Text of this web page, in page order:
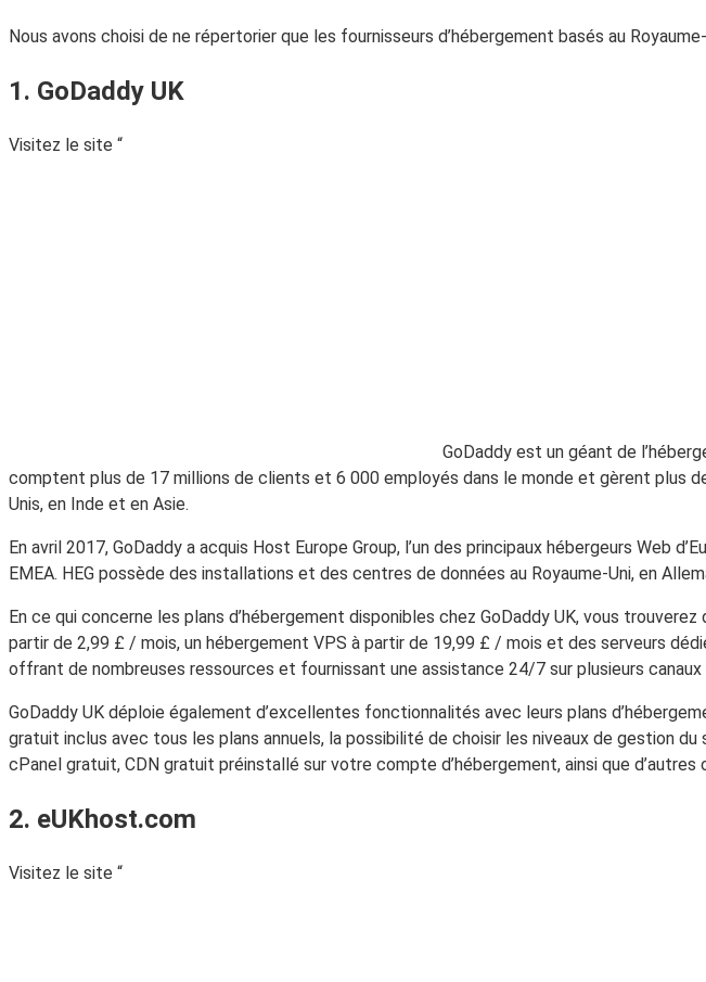
Nous avons choisi de ne répertorier que les fournisseurs d’hébergement basés au
1. GoDaddy UK
Visitez le site “
GoDaddy est un géant de
comptent plus de 17 millions de clients et 6 000 employés dans le monde et gèrent plus
Unis, en Inde et en Asie.
En avril 2017, GoDaddy a acquis Host Europe Group, l’un des principaux hébergeurs Web
EMEA. HEG possède des installations et des centres de données au Royaume-Uni, en
En ce qui concerne les plans d’hébergement disponibles chez GoDaddy UK, vous
partir de 2,99 £ / mois, un hébergement VPS à partir de 19,99 £ / mois et des serveurs
offrant de nombreuses ressources et fournissant une assistance 24/7 sur plusieurs canaux
GoDaddy UK déploie également d’excellentes fonctionnalités avec leurs plans
gratuit inclus avec tous les plans annuels, la possibilité de choisir les niveaux de gestion
cPanel gratuit, CDN gratuit préinstallé sur votre compte d’hébergement, ainsi que
2. eUKhost.com
Visitez le site “